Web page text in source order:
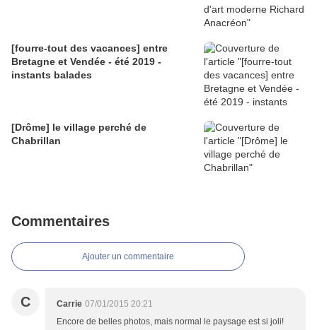
[fourre-tout des vacances] entre
Bretagne et Vendée - été 2019 -
instants balades
[Drôme] le village perché de
Chabrillan
Commentaires
Ajouter un commentaire
C Carrie 07/01/2015 20:21
Encore de belles photos, mais normal le paysage est si joli!